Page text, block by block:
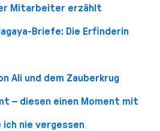
Mitarbeiter erzählt
Briefe: Die Erfinderin
Ali und dem Zauberkrug
– diesen einen Moment mit
ich nie vergessen